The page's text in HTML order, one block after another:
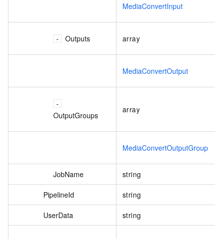
MediaConvertInput
Outputs array
MediaConvertOutput
OutputGroups
array
MediaConvertOutputGroup
JobName string
PipelineId string
UserData string